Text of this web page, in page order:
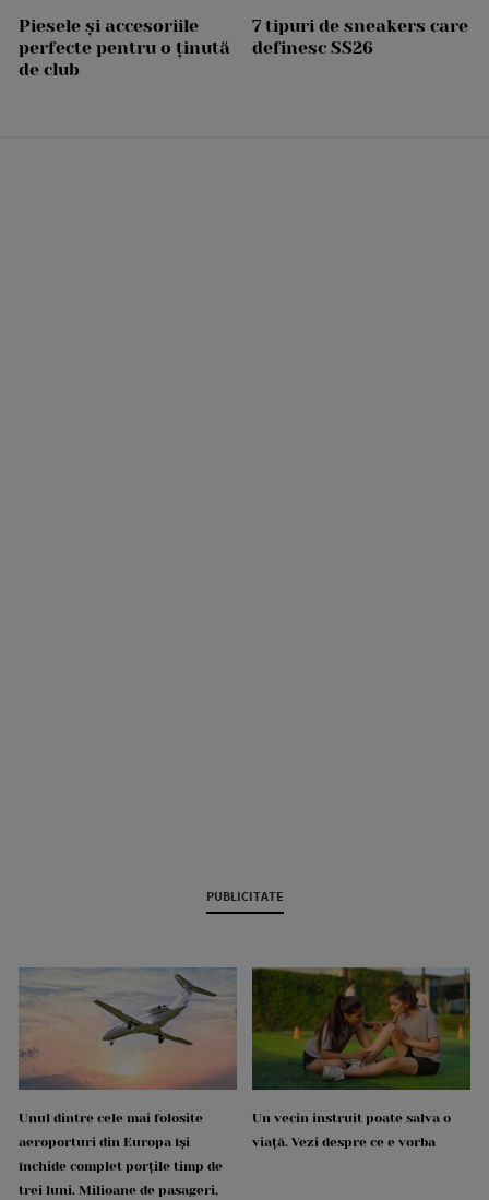
Piesele și accesoriile
perfecte pentru o ținută
de club
7 tipuri de sneakers care
definesc SS26
PUBLICITATE
Unul dintre cele mai folosite
aeroporturi din Europa își
închide complet porțile timp de
trei luni. Milioane de pasageri,
Un vecin instruit poate salva o
viață. Vezi despre ce e vorba